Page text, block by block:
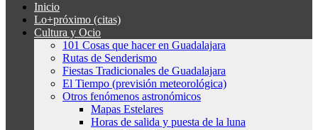
Inicio
Lo+próximo (citas)
Cultura y Ocio
101 Cosas que hacer en Guadalajara
Rutas de Senderismo
Fiestas Tradicionales de Guadalajara
El Tiempo (previsión meteorológica)
Otros fenómenos astronómicos
Mapas Estelares
Horas de salida y puesta de la luna